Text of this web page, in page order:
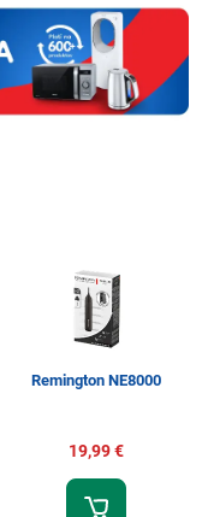
Remington NE8000
19,99 €